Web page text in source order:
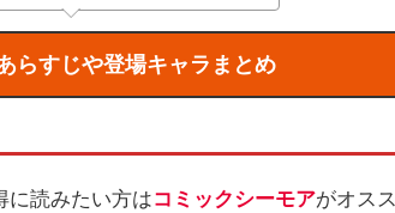
らすじや登場キャラまとめ
に読みたい方はコミックシーモアがオス